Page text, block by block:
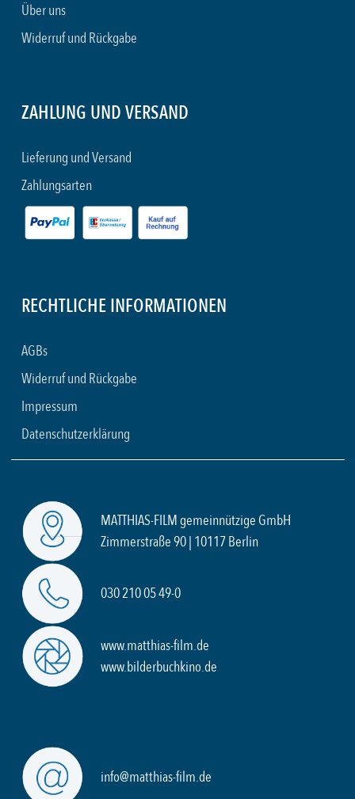
Über uns
Widerruf und Rückgabe
ZAHLUNG UND VERSAND
Lieferung und Versand
Zahlungsarten
RECHTLICHE INFORMATIONEN
AGBs
Widerruf und Rückgabe
Impressum
Datenschutzerklärung
MATTHIAS-FILM gemeinnützige GmbH
Zimmerstraße 90 | 10117 Berlin
030 210 05 49-0
www.matthias-film.de
www.bilderbuchkino.de
info@matthias-film.de